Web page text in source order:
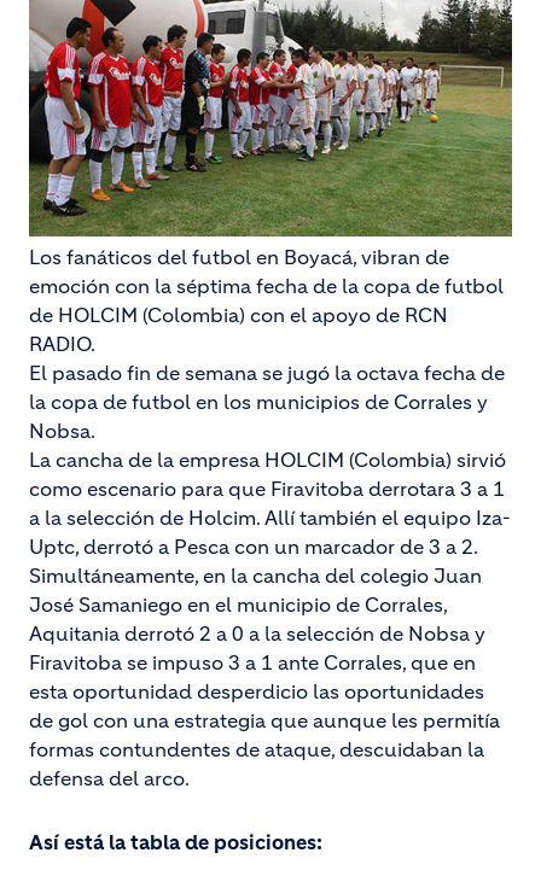
Los fanáticos del futbol en Boyacá, vibran de
emoción con la séptima fecha de la copa de futbol
de HOLCIM (Colombia) con el apoyo de RCN
RADIO.
El pasado fin de semana se jugó la octava fecha de
la copa de futbol en los municipios de Corrales y
Nobsa.
La cancha de la empresa HOLCIM (Colombia) sirvió
como escenario para que Firavitoba derrotara 3 a 1
a la selección de Holcim. Allí también el equipo Iza-
Uptc, derrotó a Pesca con un marcador de 3 a 2.
Simultáneamente, en la cancha del colegio Juan
José Samaniego en el municipio de Corrales,
Aquitania derrotó 2 a 0 a la selección de Nobsa y
Firavitoba se impuso 3 a 1 ante Corrales, que en
esta oportunidad desperdicio las oportunidades
de gol con una estrategia que aunque les permitía
formas contundentes de ataque, descuidaban la
defensa del arco.
Así está la tabla de posiciones: